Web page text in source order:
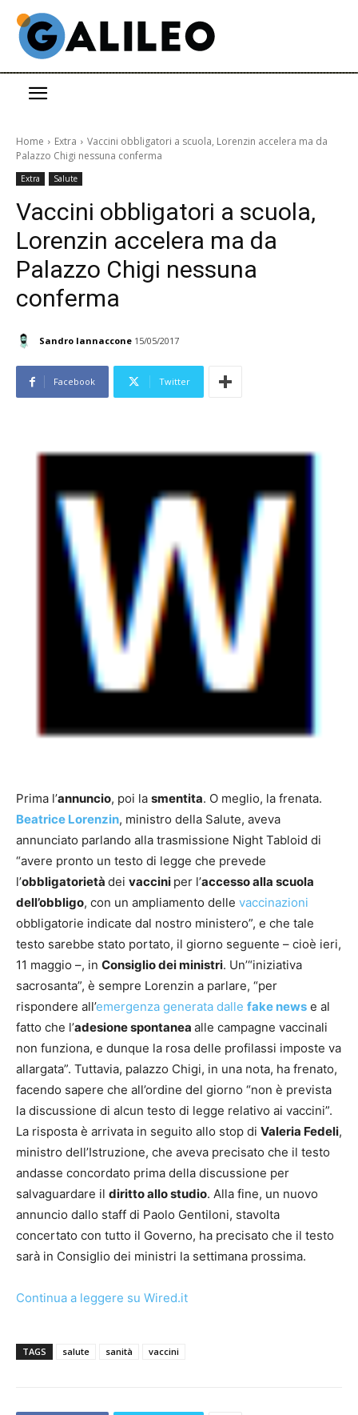
Home Extra
Vaccini obbligatori a scuola, Lorenzin accelera ma da
Palazzo Chigi nessuna conferma
Extra Salute
Vaccini obbligatori a scuola,
Lorenzin accelera ma da
Palazzo Chigi nessuna
conferma
Sandro Iannaccone 15/05/2017
Facebook Twitter
Prima l’annuncio, poi la smentita. O meglio, la frenata.
Beatrice Lorenzin, ministro della Salute, aveva
annunciato parlando alla trasmissione Night Tabloid di
“avere pronto un testo di legge che prevede
l’obbligatorietà dei vaccini per l’accesso alla scuola
dell’obbligo, con un ampliamento delle vaccinazioni
obbligatorie indicate dal nostro ministero”, e che tale
testo sarebbe stato portato, il giorno seguente – cioè ieri,
11 maggio –, in Consiglio dei ministri. Un’“iniziativa
sacrosanta”, è sempre Lorenzin a parlare, “per
rispondere all’emergenza generata dalle fake news e al
fatto che l’adesione spontanea alle campagne vaccinali
non funziona, e dunque la rosa delle profilassi imposte va
allargata”. Tuttavia, palazzo Chigi, in una nota, ha frenato,
facendo sapere che all’ordine del giorno “non è prevista
la discussione di alcun testo di legge relativo ai vaccini”.
La risposta è arrivata in seguito allo stop di Valeria Fedeli,
ministro dell’Istruzione, che aveva precisato che il testo
andasse concordato prima della discussione per
salvaguardare il diritto allo studio. Alla fine, un nuovo
annuncio dallo staff di Paolo Gentiloni, stavolta
concertato con tutto il Governo, ha precisato che il testo
sarà in Consiglio dei ministri la settimana prossima.
Continua a leggere su Wired.it
TAGS salute sanità vaccini